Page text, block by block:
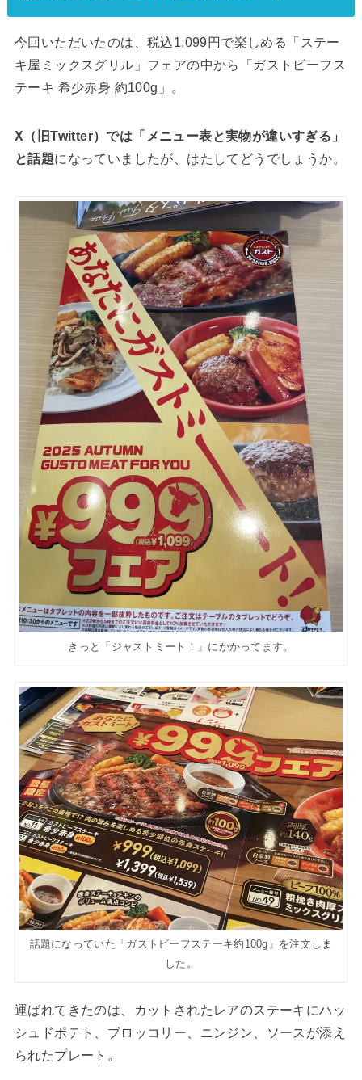
今回いただいたのは、税込1,099円で楽しめる「ステー
キ屋ミックスグリル」フェアの中から「ガストビーフス
テーキ 希少赤身 約100g」。
X（旧Twitter）では「メニュー表と実物が違いすぎる」
と話題になっていましたが、はたしてどうでしょうか。
きっと「ジャストミート！」にかかってます。
話題になっていた「ガストビーフステーキ約100g」を注文しま
した。
運ばれてきたのは、カットされたレアのステーキにハッ
シュドポテト、ブロッコリー、ニンジン、ソースが添え
られたプレート。